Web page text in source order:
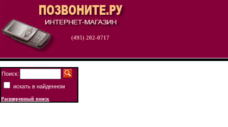
(495) 202-0717
Поиск:
искать в найденном
Расширенный поиск